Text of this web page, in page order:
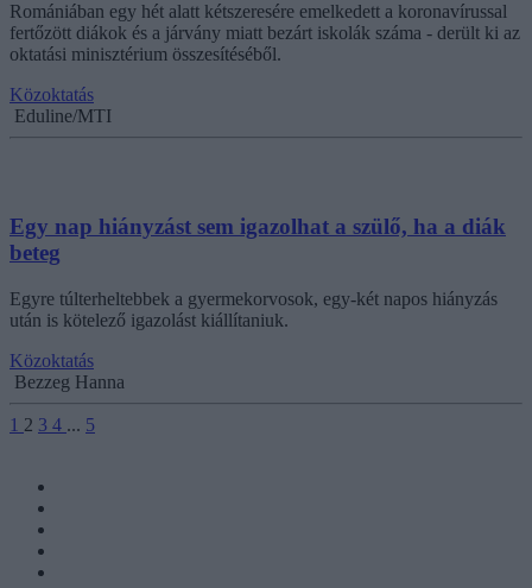
Romániában egy hét alatt kétszeresére emelkedett a koronavírussal
fertőzött diákok és a járvány miatt bezárt iskolák száma - derült ki az
oktatási minisztérium összesítéséből.
Közoktatás
Eduline/MTI
Egy nap hiányzást sem igazolhat a szülő, ha a diák
beteg
Egyre túlterheltebbek a gyermekorvosok, egy-két napos hiányzás
után is kötelező igazolást kiállítaniuk.
Közoktatás
Bezzeg Hanna
1 2 3 4 ... 5